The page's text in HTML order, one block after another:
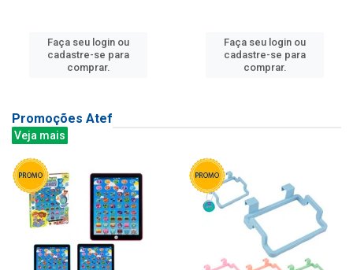
Faça seu login ou
cadastre-se para
comprar.
Faça seu login ou
cadastre-se para
comprar.
Promoções Atef
Veja mais